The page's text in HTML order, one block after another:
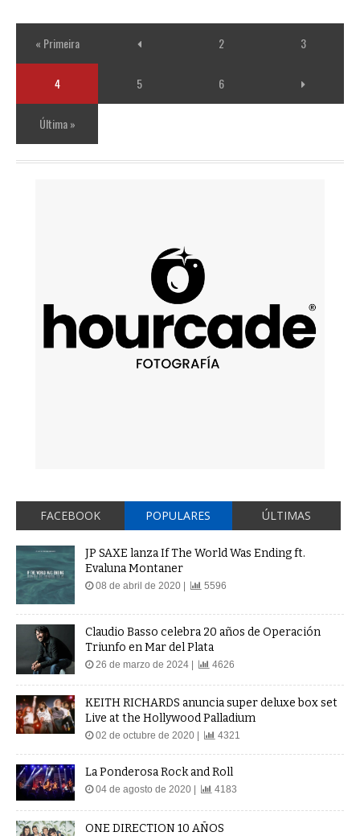
« Primeira 2 3
4 5 6
Última »
FACEBOOK POPULARES ÚLTIMAS
JP SAXE lanza If The World Was Ending ft.
Evaluna Montaner
08 de abril de 2020 | 5596
Claudio Basso celebra 20 años de Operación
Triunfo en Mar del Plata
26 de marzo de 2024 | 4626
KEITH RICHARDS anuncia super deluxe box set
Live at the Hollywood Palladium
02 de octubre de 2020 | 4321
La Ponderosa Rock and Roll
04 de agosto de 2020 | 4183
ONE DIRECTION 10 AÑOS